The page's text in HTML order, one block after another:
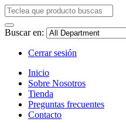
Buscar en:
Cerrar sesión
Inicio
Sobre Nosotros
Tienda
Preguntas frecuentes
Contacto